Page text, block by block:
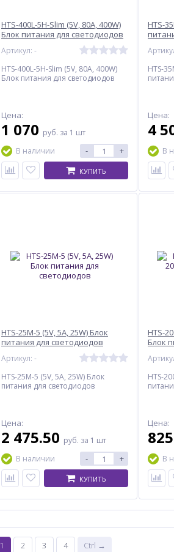
HTS-400L-5H-Slim (5V, 80A, 400W)
Блок питания для светодиодов
Артикул: -
HTS-400L-5H-Slim (5V, 80A, 400W)
Блок питания для светодиодов
Цена:
1 070 руб. за 1 шт
В наличии
- +
КУПИТЬ
HTS-
HTS-
Цена:
4
В
HTS-25M-5 (5V, 5A, 25W) Блок
питания для светодиодов
Артикул: -
HTS-25M-5 (5V, 5A, 25W) Блок
питания для светодиодов
Цена:
2 475.50 руб. за 1 шт
В наличии
- +
КУПИТЬ
HTS-
Блок
HTS-
Цена:
В
1 2 3 4
Ctrl →